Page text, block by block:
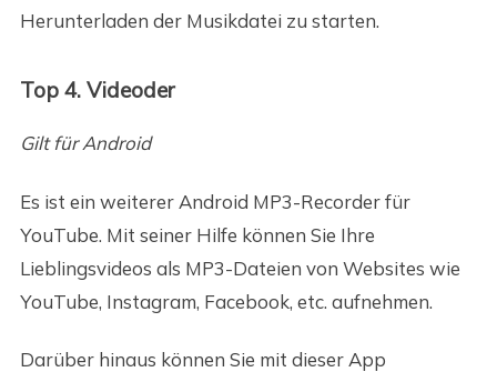
Herunterladen der Musikdatei zu starten.
Top 4. Videoder
Gilt für Android
Es ist ein weiterer Android MP3-Recorder für
YouTube. Mit seiner Hilfe können Sie Ihre
Lieblingsvideos als MP3-Dateien von Websites wie
YouTube, Instagram, Facebook, etc. aufnehmen.
Darüber hinaus können Sie mit dieser App